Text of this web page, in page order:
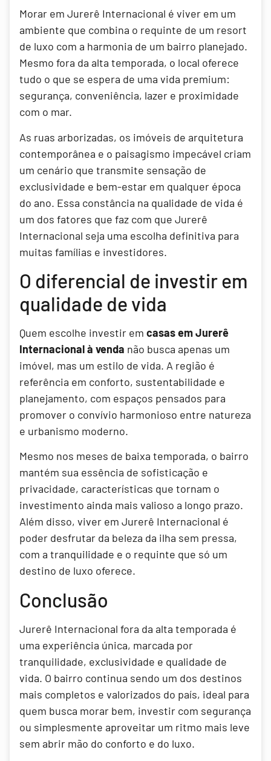
Morar em Jurerê Internacional é viver em um
ambiente que combina o requinte de um resort
de luxo com a harmonia de um bairro planejado.
Mesmo fora da alta temporada, o local oferece
tudo o que se espera de uma vida premium:
segurança, conveniência, lazer e proximidade
com o mar.
As ruas arborizadas, os imóveis de arquitetura
contemporânea e o paisagismo impecável criam
um cenário que transmite sensação de
exclusividade e bem-estar em qualquer época
do ano. Essa constância na qualidade de vida é
um dos fatores que faz com que Jurerê
Internacional seja uma escolha definitiva para
muitas famílias e investidores.
O diferencial de investir em
qualidade de vida
Quem escolhe investir em casas em Jurerê
Internacional à venda não busca apenas um
imóvel, mas um estilo de vida. A região é
referência em conforto, sustentabilidade e
planejamento, com espaços pensados para
promover o convívio harmonioso entre natureza
e urbanismo moderno.
Mesmo nos meses de baixa temporada, o bairro
mantém sua essência de sofisticação e
privacidade, características que tornam o
investimento ainda mais valioso a longo prazo.
Além disso, viver em Jurerê Internacional é
poder desfrutar da beleza da ilha sem pressa,
com a tranquilidade e o requinte que só um
destino de luxo oferece.
Conclusão
Jurerê Internacional fora da alta temporada é
uma experiência única, marcada por
tranquilidade, exclusividade e qualidade de
vida. O bairro continua sendo um dos destinos
mais completos e valorizados do país, ideal para
quem busca morar bem, investir com segurança
ou simplesmente aproveitar um ritmo mais leve
sem abrir mão do conforto e do luxo.